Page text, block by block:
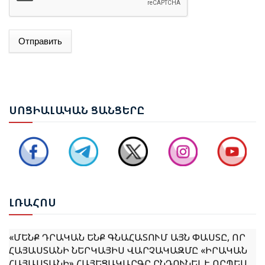
Отправить
ՍՈՑԻԱԼԱԿԱՆ ՑԱՆՑԵՐԸ
ԼՌԱՀՈՍ
ԱԴՐԲԵՋԱՆԻ ԱԳ ՆԱԽԱՐԱՐ ՋԵՅՀՈՒՆ ԲԱՅՐԱՄՈՎԸ
ԵՐԵՎԱՆՈՒՄ ԿԱՅԱՑԵԼ Է ԱՆԻԻ ԿԱՄՐՋԻ
ՎԵՐԱԿԱՆԳՆՄԱՆ ՀԱՐՑԵՐՈՎ ՀԱՅԱՍՏԱՆ-ԹՈՒՐՔԻԱ
ՀԱՅԱՍՏԱՆԻ ՆԵՐԿԱՅԻՍ ՎԱՐՉԱԿԱԶՄԸ «ԻՐԱԿԱՆ
ՀԱՅԱՍՏԱՆԻ» ՀԱՅԵՑԱԿԱՐԳԸ ԸՆԴՈՒՆԵԼ Է ՈՐՊԵՍ